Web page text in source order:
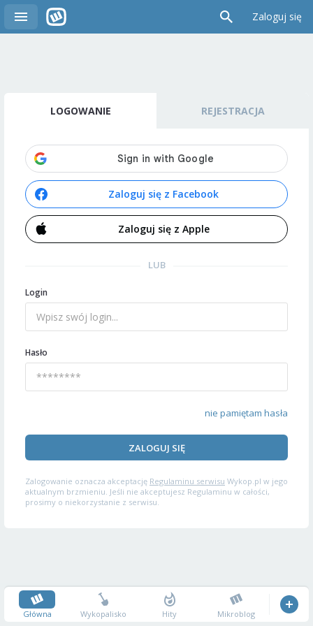
Zaloguj się
LOGOWANIE REJESTRACJA
Zaloguj się z Facebook
Zaloguj się z Apple
LUB
Login
Hasło
nie pamiętam hasła
ZALOGUJ SIĘ
Zalogowanie oznacza akceptację Regulaminu serwisu Wykop.pl w jego
aktualnym brzmieniu. Jeśli nie akceptujesz Regulaminu w całości,
prosimy o niekorzystanie z serwisu.
Główna Wykopalisko Hity Mikroblog